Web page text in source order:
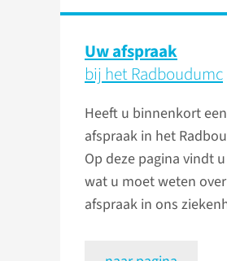
Uw afspraak
bij het Radboudumc
Heeft u binnenkort een
afspraak in het
Op deze pagina vindt
wat u moet weten
afspraak in ons